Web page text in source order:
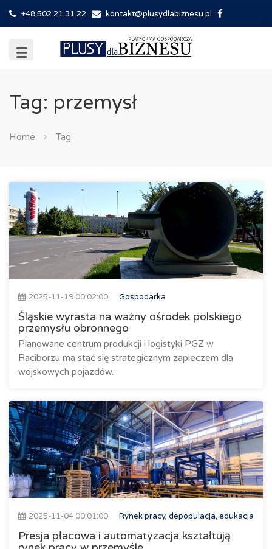
+48 502 21 31 22 kontakt@plusydlabiznesu.pl
Tag: przemysł
Home Tag
2025-11-19 00:02:00 Gospodarka
Śląskie wyrasta na ważny ośrodek polskiego
przemysłu obronnego
Planowane centrum produkcji i logistyki PGZ w
Raciborzu ma stać się strategicznym zapleczem dla
wojskowych pojazdów.
2025-11-04 00:01:00 Rynek pracy, depopulacja, edukacja
Presja płacowa i automatyzacja kształtują